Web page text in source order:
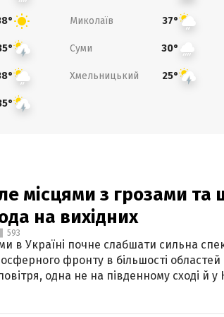
Миколаїв 37°
Суми 30°
Хмельницький 25°
місцями з грозами
на вихідних
593
в Україні почне слабшати сильна
фронту в більшості областей
одна не на південному сході й у